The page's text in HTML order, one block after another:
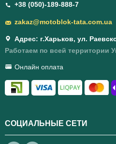
+38 (050)-189-888-7
zakaz@motoblok-tata.com.ua
Адрес: г.Харьков, ул.
Работаем по всей территории
Онлайн оплата
СОЦИАЛЬНЫЕ СЕТИ